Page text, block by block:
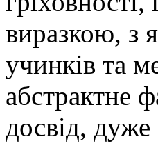
виразкою, з
учинків та
абстрактне
досвід,